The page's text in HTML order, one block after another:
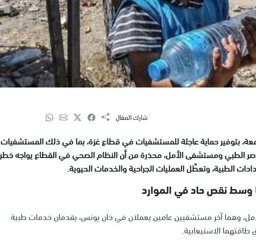
شارك المقال
بتوفير حماية عاجلة للمستشفيات في قطاع غزة، بما في ذلك المستشفيات
الطبي ومستشفى الأمل، محذرة من أن النظام الصحي في القطاع يواجه خطر
الطبية، وتعطّل العمليات الجراحية والخدمات الحيوية.
نقص حاد في الموارد
وهما آخر مستشفيين عامين يعملان في خان يونس، يقدمان خدمات طبية
الاستيعابية.